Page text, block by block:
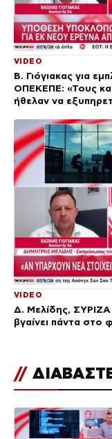
VIDEO
Β. Γιόγιακας για
ΟΠΕΚΕΠΕ: «Τους
ήθελαν να
VIDEO
Δ. Μελίδης,
βγαίνει πάντα στο
//